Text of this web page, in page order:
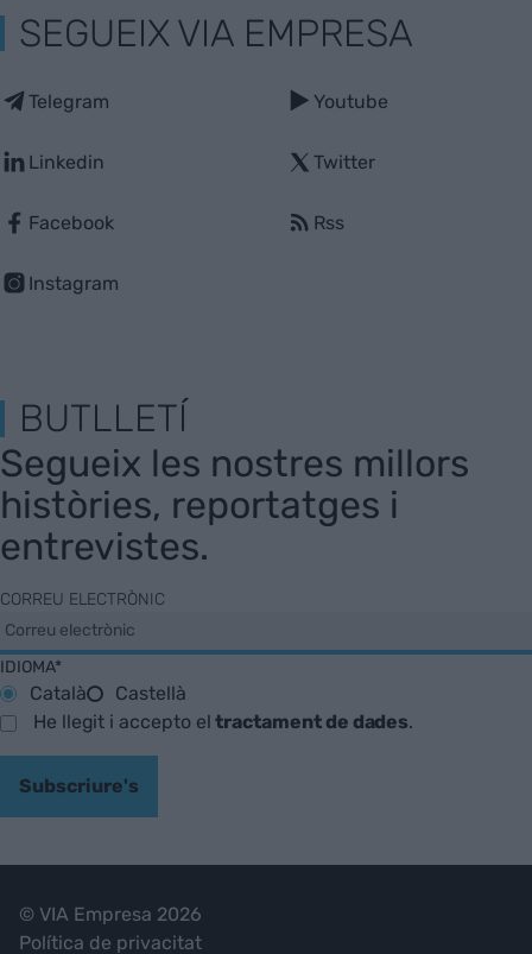
SEGUEIX VIA EMPRESA
Telegram
Linkedin
Facebook
Instagram
Youtube
Twitter
Rss
BUTLLETÍ
Segueix les nostres millors
històries, reportatges i
entrevistes.
CORREU ELECTRÒNIC
IDIOMA*
Català
Castellà
He llegit i accepto eltractament de dades.
Subscriure's
© VIA Empresa 2026
Política de privacitat